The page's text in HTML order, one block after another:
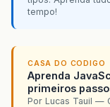
tempo!
CASA DO CODIGO
Aprenda
primeiros
Por Lucas Tauil —